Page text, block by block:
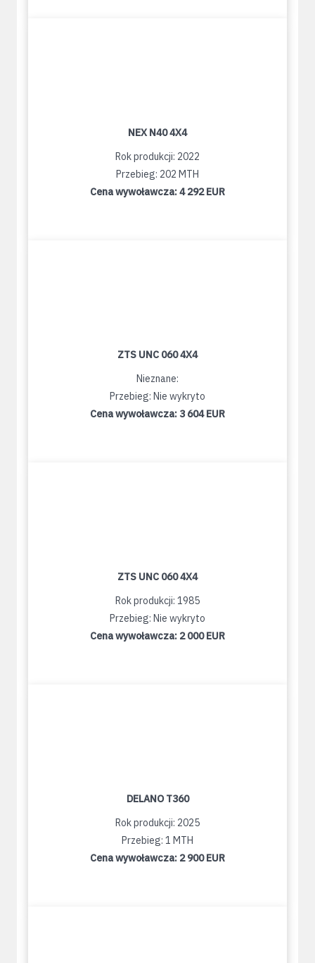
NEX N40 4X4
Rok produkcji: 2022
Przebieg: 202 MTH
Cena wywoławcza:4 292 EUR
ZTS UNC 060 4X4
Nieznane:
Przebieg: Nie wykryto
Cena wywoławcza: 3 604 EUR
ZTS UNC 060 4X4
Rok produkcji: 1985
Przebieg: Nie wykryto
Cena wywoławcza: 2 000 EUR
DELANO T360
Rok produkcji: 2025
Przebieg: 1 MTH
Cena wywoławcza: 2 900 EUR